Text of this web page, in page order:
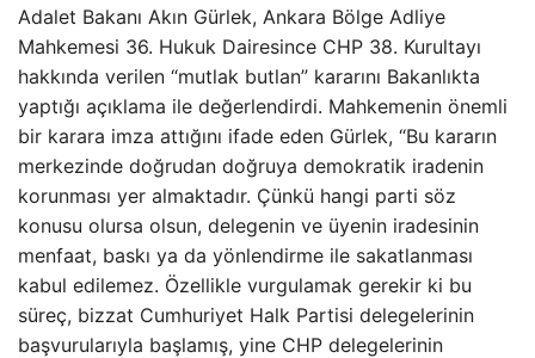
Adalet Bakanı Akın Gürlek, Ankara Bölge Adliye
Mahkemesi 36. Hukuk Dairesince CHP 38. Kurultayı
hakkında verilen “mutlak butlan” kararını Bakanlıkta
yaptığı açıklama ile değerlendirdi. Mahkemenin önemli
bir karara imza attığını ifade eden Gürlek, “Bu kararın
merkezinde doğrudan doğruya demokratik iradenin
korunması yer almaktadır. Çünkü hangi parti söz
konusu olursa olsun, delegenin ve üyenin iradesinin
menfaat, baskı ya da yönlendirme ile sakatlanması
kabul edilemez. Özellikle vurgulamak gerekir ki bu
süreç, bizzat Cumhuriyet Halk Partisi delegelerinin
başvurularıyla başlamış, yine CHP delegelerinin